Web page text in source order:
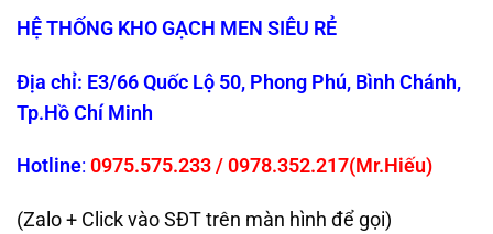
HỆ THỐNG KHO GẠCH MEN SIÊU RẺ
Địa chỉ: E3/66 Quốc Lộ 50, Phong Phú, Bình Chánh,
Tp.Hồ Chí Minh
Hotline: 0975.575.233 / 0978.352.217(Mr.Hiếu)
(Zalo + Click vào SĐT trên màn hình để gọi)